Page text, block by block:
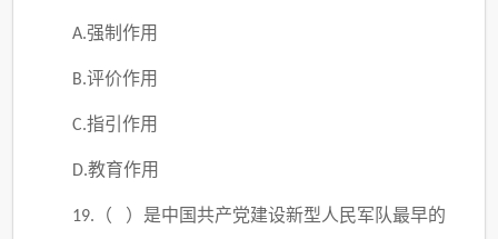
A.强制作用
B.评价作用
C.指引作用
D.教育作用
19.
（ ）是中国共产党建设新型人民军队最早的